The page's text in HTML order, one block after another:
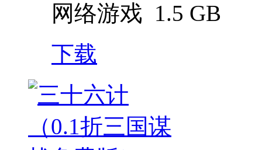
网络游戏 1.5 GB
下载